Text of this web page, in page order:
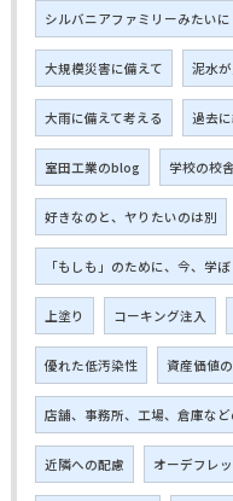
シルバニアファミリーみたいに
大規模災害に備えて 泥水
大雨に備えて考える 過去
室田工業のblog 学校の校
好きなのと、ヤりたいのは別
「もしも」のために、今、学ぼ
上塗り コーキング注入
優れた低汚染性 資産価値
店舗、事務所、工場、倉庫な
近隣への配慮 オーデフレ